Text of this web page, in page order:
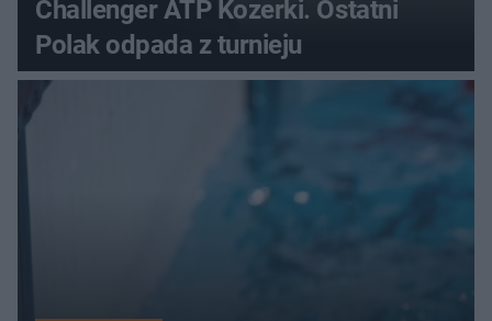
Challenger ATP Kozerki. Ostatni
Polak odpada z turnieju